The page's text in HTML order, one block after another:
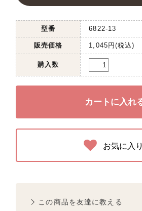
型番 6822-13
販売価格 1,045円(税込)
購入数
お気に入り
この商品を友達に教える